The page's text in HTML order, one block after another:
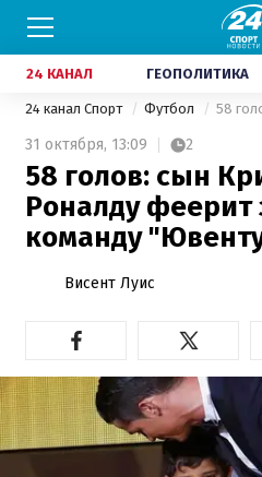
24 КАНАЛ ГЕОПОЛИТИКА
24 канал Спорт Футбол
31 октября, 13:09 2
58 голов: сын
Роналду феерит
команду
Висент Луис